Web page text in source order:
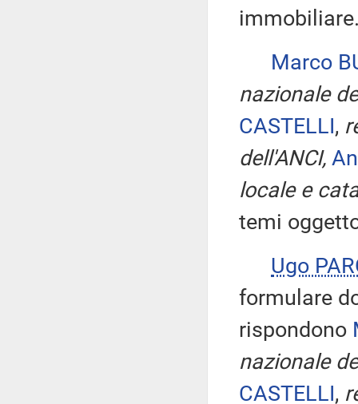
Marco
nazionale
CASTELLI,
dell'ANCI,
locale e
temi
Ugo
formulare
rispondono
nazionale
CASTELLI,